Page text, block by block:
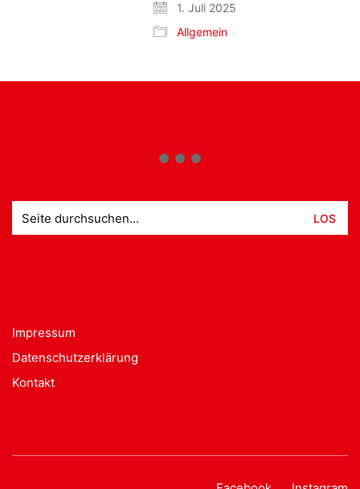
1. Juli 2025
Allgemein
nach:
Impressum
Datenschutzerklärung
Kontakt